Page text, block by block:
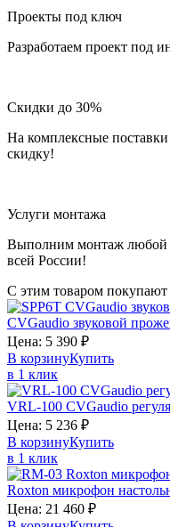
Проекты под ключ
Разработаем проект под
Скидки до 30%
На комплексные
скидку!
Услуги монтажа
Выполним монтаж любой
всей России!
С этим товаром покупают
CVGaudio звуковой
Цена: 5 390 ₽
В корзинуКупить
в 1 клик
VRL-100 CVGaudio
Цена: 5 236 ₽
В корзинуКупить
в 1 клик
Roxton микрофон
Цена: 21 460 ₽